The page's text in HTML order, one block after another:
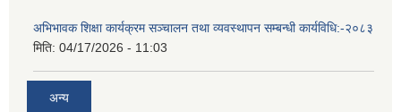
अभिभावक शिक्षा कार्यक्रम सञ्चालन तथा व्यवस्थापन सम्बन्धी कार्यविधि:-२०८३
मिति: 04/17/2026 - 11:03
अन्य